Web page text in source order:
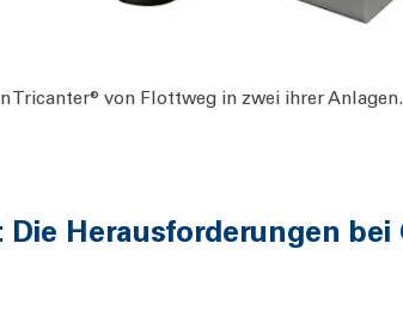
Tricanter® von Flottweg in zwei ihrer Anlagen.
Herausforderungen bei